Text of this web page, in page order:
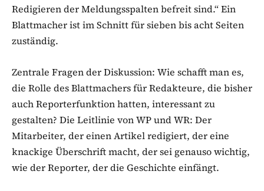
Redigieren der Meldungsspalten befreit sind.“ Ein
Blattmacher ist im Schnitt für sieben bis acht Seiten
zuständig.
Zentrale Fragen der Diskussion: Wie schafft man es,
die Rolle des Blattmachers für Redakteure, die bisher
auch Reporterfunktion hatten, interessant zu
gestalten? Die Leitlinie von WP und WR: Der
Mitarbeiter, der einen Artikel redigiert, der eine
knackige Überschrift macht, der sei genauso wichtig,
wie der Reporter, der die Geschichte einfängt.